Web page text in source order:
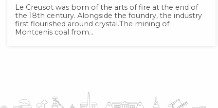
Le Creusot was born of the arts of fire at the end of
the 18th century. Alongside the foundry, the industry
first flourished around crystal.The mining of
Montcenis coal from...